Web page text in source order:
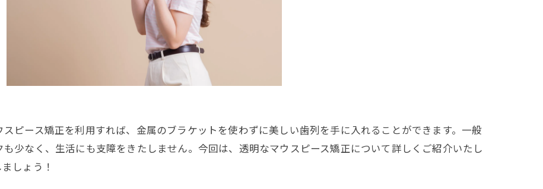
ピース矯正を利用すれば、金属のブラケットを使わずに美しい歯列を手に入れることができます。一般
少なく、生活にも支障をきたしません。今回は、透明なマウスピース矯正について詳しくご紹介いたし
しょう！